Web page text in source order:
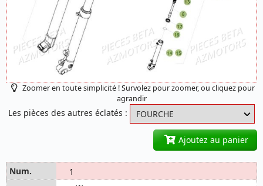
Zoomer en toute simplicité ! Survolez pour zoomer, ou cliquez pour
agrandir
Les pièces des autres éclatés :
Ajoutez au panier
1